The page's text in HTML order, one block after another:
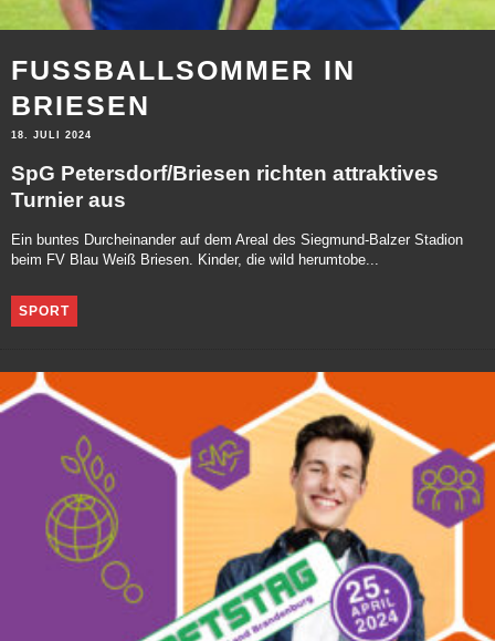
FUSSBALLSOMMER IN B
RIESEN
18. JULI 2024
SpG Petersdorf/Briesen richten attraktives
Turnier aus
Ein buntes Durcheinander auf dem Areal des Siegmund-Balzer Stadion
beim FV Blau Weiß Briesen. Kinder, die wild herumtobe...
SPORT